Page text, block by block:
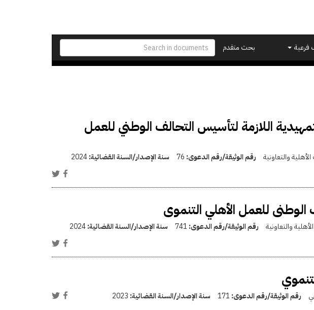
بحث متقدم
فرعية
اللازمة لتأسيس التحالف الوطني للعمل
والتعاونية رقم الوثيقة/رقم الدعوى: 76 سنة الإصدار/السنة القضائية:2024
الوطنى للعمل الأهلي التنموى
والتعاونية رقم الوثيقة/رقم الدعوى: 741 سنة الإصدار/السنة القضائية:2024
رقم الوثيقة/رقم الدعوى: 171 سنة الإصدار/السنة القضائية: 2023